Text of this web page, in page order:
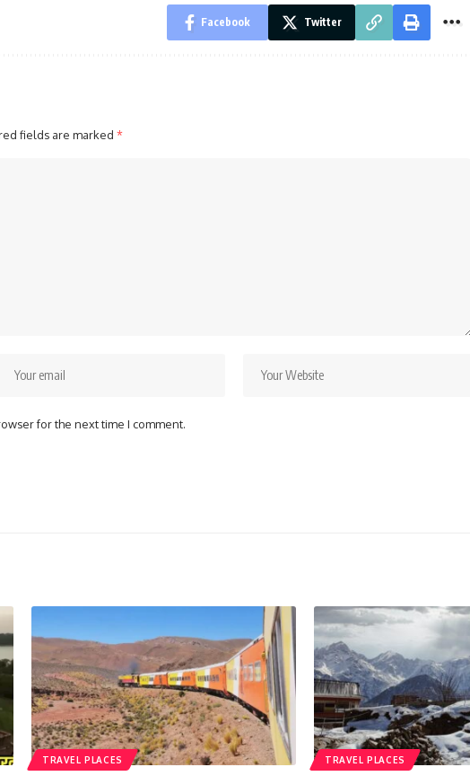
Facebook Twitter
fields are marked *
for the next time I comment.
TRAVEL PLACES TRAVEL PLACES